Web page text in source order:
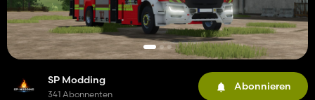
SP Modding
341 Abonnenten
Abonnieren